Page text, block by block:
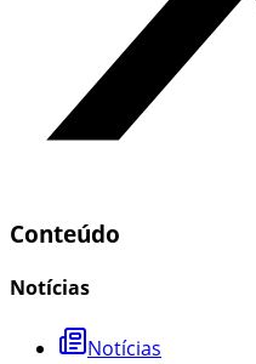
Conteúdo
Notícias
Notícias